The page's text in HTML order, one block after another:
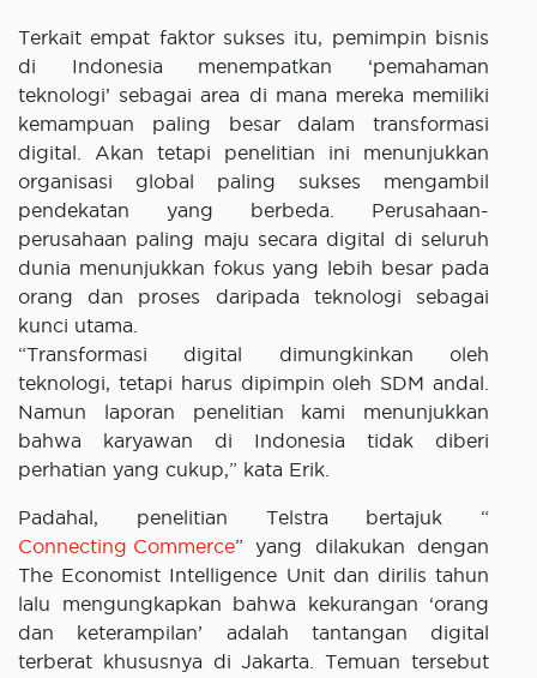
Terkait empat faktor sukses itu, pemimpin bisnis
di Indonesia menempatkan ‘pemahaman
teknologi’ sebagai area di mana mereka memiliki
kemampuan paling besar dalam transformasi
digital. Akan tetapi penelitian ini menunjukkan
organisasi global paling sukses mengambil
pendekatan yang berbeda. Perusahaan-
perusahaan paling maju secara digital di seluruh
dunia menunjukkan fokus yang lebih besar pada
orang dan proses daripada teknologi sebagai
kunci utama.
“Transformasi digital dimungkinkan oleh
teknologi, tetapi harus dipimpin oleh SDM andal.
Namun laporan penelitian kami menunjukkan
bahwa karyawan di Indonesia tidak diberi
perhatian yang cukup,” kata Erik.
Padahal, penelitian Telstra bertajuk “
Connecting Commerce” yang dilakukan dengan
The Economist Intelligence Unit dan dirilis tahun
lalu mengungkapkan bahwa kekurangan ‘orang
dan keterampilan’ adalah tantangan digital
terberat khususnya di Jakarta. Temuan tersebut